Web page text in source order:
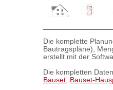
Die komplette
Bautragspläne),
erstellt mit der
Die kompletten
Bauset, Bauset-